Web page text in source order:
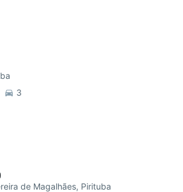
3
de Magalhães, Pirituba